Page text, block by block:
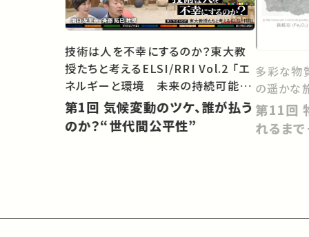
技術は人を不幸にするのか？東大教
授たちと考えるELSI/RRI Vol.2 「エ
ネルギーと環境 未来の持続可能社
会をどうするべきか」
第1回 気候変動のツケ、誰が払う
のか？“世代間公平性”
多彩な物
の遥かな
第11回 物質から材料として使わ
れるま